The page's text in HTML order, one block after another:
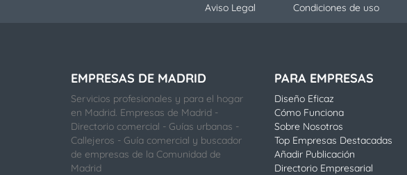
Aviso Legal Condiciones de uso
EMPRESAS DE MADRID
Servicios profesionales y para el hogar
en Madrid. Empresas de Madrid -
Directorio comercial - Guías urbanas -
Callejeros - Guía comercial y buscador
de empresas de la Comunidad de
Madrid
PARA EMPRESAS
Diseño Eficaz
Cómo Funciona
Sobre Nosotros
Top Empresas Destacadas
Añadir Publicación
Directorio Empresarial